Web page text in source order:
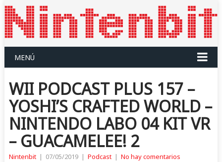
MENÚ
WII PODCAST PLUS 157 –
YOSHI’S CRAFTED WORLD –
NINTENDO LABO 04 KIT VR
– GUACAMELEE! 2
Nintenbit | 07/05/2019 | Podcast | No hay comentarios